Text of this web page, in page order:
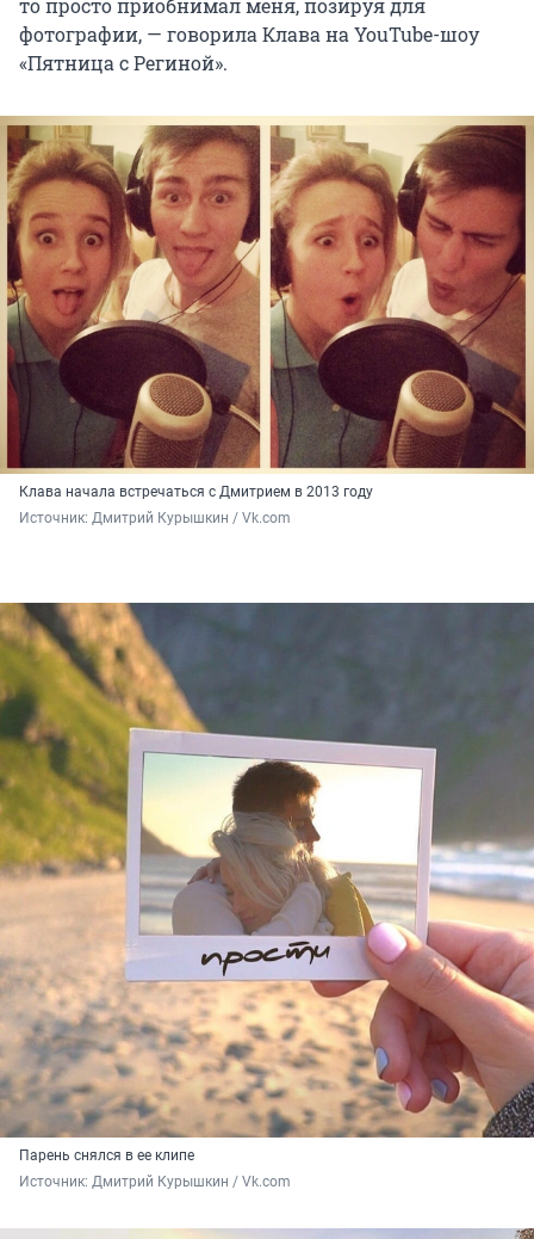
то просто приобнимал меня, позируя для
фотографии, — говорила Клава на YouTube-шоу
«Пятница с Региной».
Клава начала встречаться с Дмитрием в 2013 году
Источник: Дмитрий Курышкин / Vk.com
Парень снялся в ее клипе
Источник: Дмитрий Курышкин / Vk.com